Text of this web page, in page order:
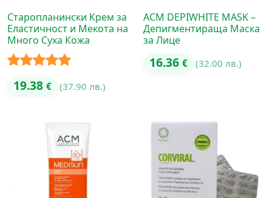
Старопланински Крем за
Еластичност и Мекота на
Много Суха Кожа
Оценено с
19.38 € (37.90 лв.)
ACM DEPIWHITE MASK –
Депигментираща Маска
за Лице
16.36 € (32.00 лв.)